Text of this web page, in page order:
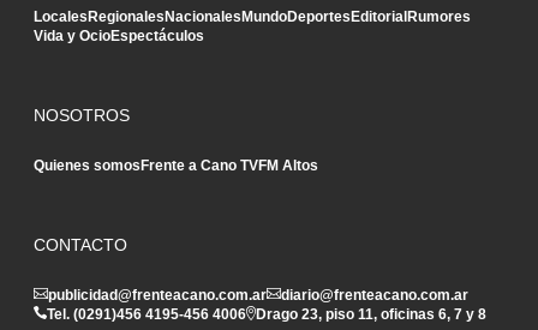
LocalesRegionalesNacionalesMundoDeportesEditorialRumores
Vida y OcioEspectáculos
NOSOTROS
Quienes somosFrente a Cano TVFM Altos
CONTACTO
publicidad@frenteacano.com.ar
diario@frenteacano.com.ar
Tel. (0291)456 4195-456 4006 Drago 23, piso 11, oficinas 6, 7 y 8